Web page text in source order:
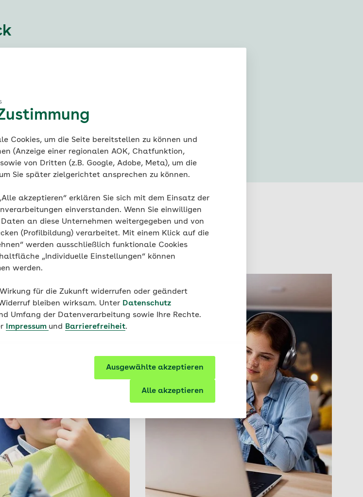
Cookies, um die Seite bereitstellen zu können und
(Anzeige einer regionalen AOK, Chatfunktion,
von Dritten (z.B. Google, Adobe, Meta), um die
Sie später zielgerichtet ansprechen zu können.
akzeptieren“ erklären Sie sich mit dem Einsatz der
einverstanden. Wenn Sie einwilligen
an diese Unternehmen weitergegeben und von
(Profilbildung) verarbeitet. Mit einem Klick auf die
werden ausschließlich funktionale Cookies
„Individuelle Einstellungen“ können
werden.
für die Zukunft widerrufen oder geändert
bleiben wirksam. Unter Datenschutz
Umfang der Datenverarbeitung sowie Ihre Rechte.
Impressum und Barrierefreiheit.
Ausgewählte akzeptieren
Alle akzeptieren